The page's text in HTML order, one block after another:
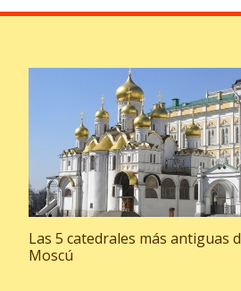
Las 5 catedrales más antiguas
Moscú